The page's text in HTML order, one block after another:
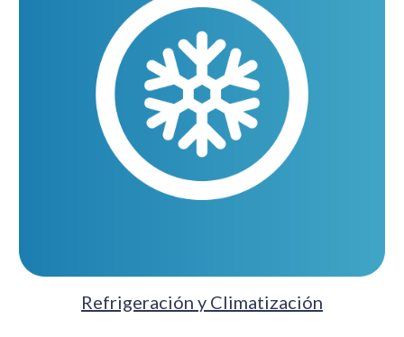
Refrigeración y Climatización